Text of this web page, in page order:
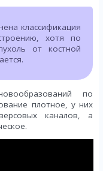
классификация
хотя по
от костной
по
плотное, у них
каналов, а